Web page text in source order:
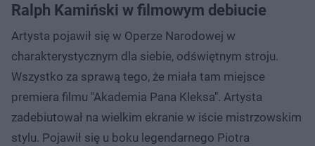
Ralph Kamiński w filmowym debiucie
Artysta pojawił się w Operze Narodowej w
charakterystycznym dla siebie, odświętnym stroju.
Wszystko za sprawą tego, że miała tam miejsce
premiera filmu "Akademia Pana Kleksa". Artysta
zadebiutował na wielkim ekranie w iście mistrzowskim
stylu. Pojawił się u boku legendarnego Piotra